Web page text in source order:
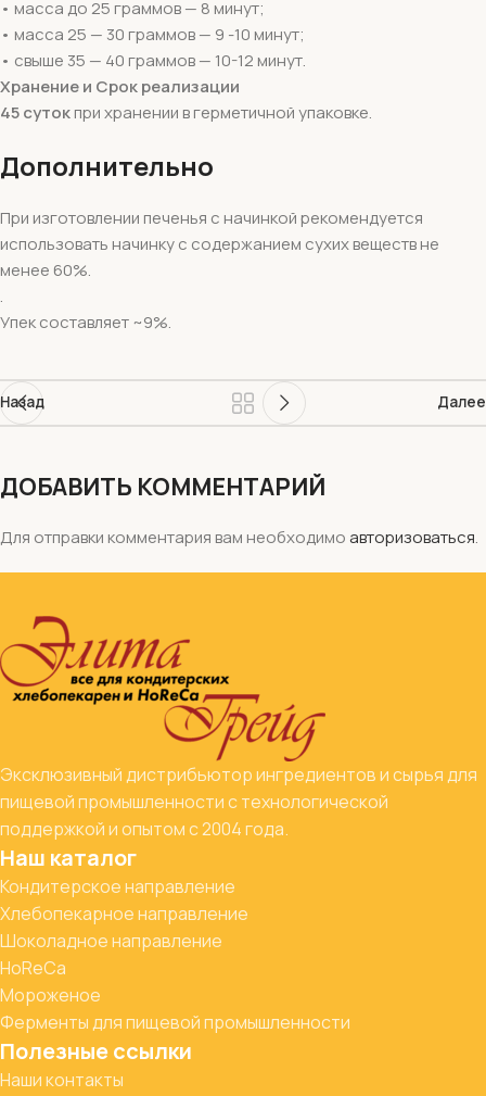
• масса до 25 граммов — 8 минут;
• масса 25 — 30 граммов — 9 -10 минут;
• свыше 35 — 40 граммов — 10-12 минут.
Хранение и Срок реализации
45 сутокпри хранении в герметичной упаковке.
Дополнительно
При изготовлении печенья с начинкой рекомендуется
использовать начинку с содержанием сухих веществ не
менее 60%.
.
Упек составляет ~9%.
Назад Далее
ДОБАВИТЬ КОММЕНТАРИЙ
Для отправки комментария вам необходимоавторизоваться.
Эксклюзивный дистрибьютор ингредиентов и сырья для
пищевой промышленности с технологической
поддержкой и опытом с 2004 года.
Наш каталог
Кондитерское направление
Хлебопекарное направление
Шоколадное направление
HoReCa
Мороженое
Ферменты для пищевой промышленности
Полезные ссылки
Наши контакты